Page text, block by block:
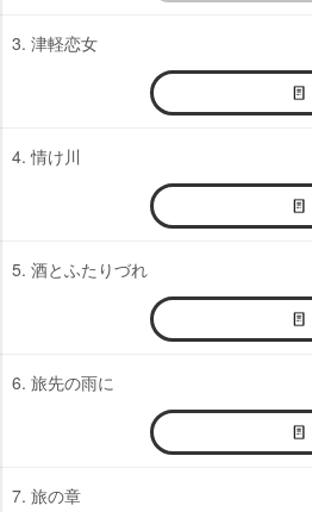
3. 津軽恋女
4. 情け川
5. 酒とふたりづれ
6. 旅先の雨に
7. 旅の章